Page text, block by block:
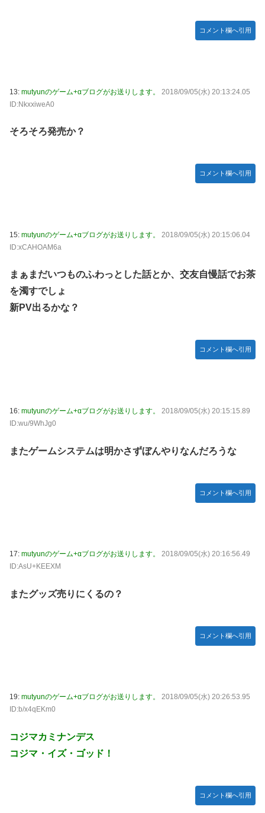
コメント欄へ引用
13: mutyunのゲーム+αブログがお送りします。
2018/09/05(水) 20:13:24.05
ID:NkxxiweA0
そろそろ発売か？
コメント欄へ引用
15: mutyunのゲーム+αブログがお送りします。
2018/09/05(水) 20:15:06.04
ID:xCAHOAM6a
まぁまだいつものふわっとした話とか、交友自慢話でお茶
を濁すでしょ
新PV出るかな？
コメント欄へ引用
16: mutyunのゲーム+αブログがお送りします。
2018/09/05(水) 20:15:15.89
ID:wu/9WhJg0
またゲームシステムは明かさずぼんやりなんだろうな
コメント欄へ引用
17: mutyunのゲーム+αブログがお送りします。
2018/09/05(水) 20:16:56.49
ID:AsU+KEEXM
またグッズ売りにくるの？
コメント欄へ引用
19: mutyunのゲーム+αブログがお送りします。
2018/09/05(水) 20:26:53.95
ID:b/x4qEKm0
コジマカミナンデス
コジマ・イズ・ゴッド！
コメント欄へ引用